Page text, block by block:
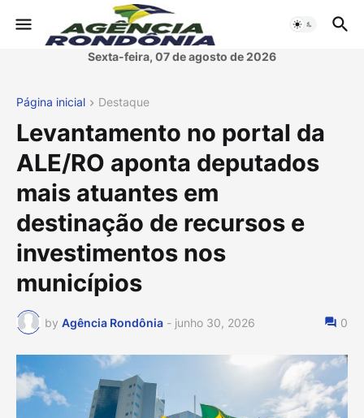
Sexta-feira, 07 de agosto de 2026
Página inicial Destaque
Levantamento no portal da
ALE/RO aponta deputados
mais atuantes em
destinação de recursos e
investimentos nos
municípios
by Agência Rondônia - junho 30, 2026 0